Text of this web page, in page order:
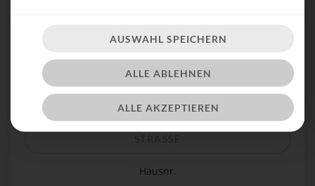
AUSWAHL SPEICHERN
ALLE ABLEHNEN
ALLE AKZEPTIEREN
Ort
Straße
Hausnr.